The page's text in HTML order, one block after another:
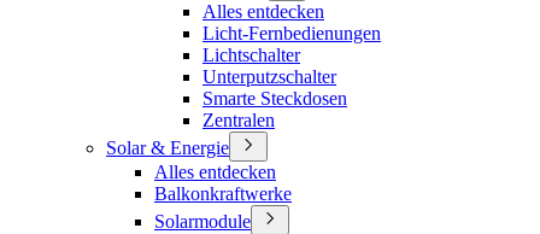
Alles entdecken
Licht-Fernbedienungen
Lichtschalter
Unterputzschalter
Smarte Steckdosen
Zentralen
Solar & Energie
Alles entdecken
Balkonkraftwerke
Solarmodule